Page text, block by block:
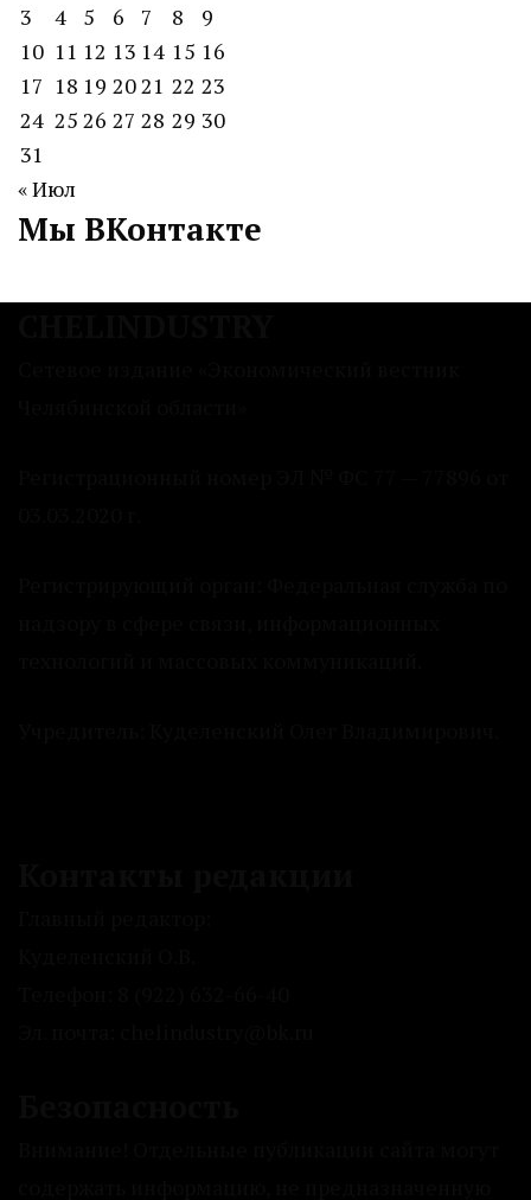
3
4 5 6 7 8
9
10 11 12 13 14 15 16
17 18 19 2021 22 23
24 25 26 27 28 29 30
31
« Июл
Мы ВКонтакте